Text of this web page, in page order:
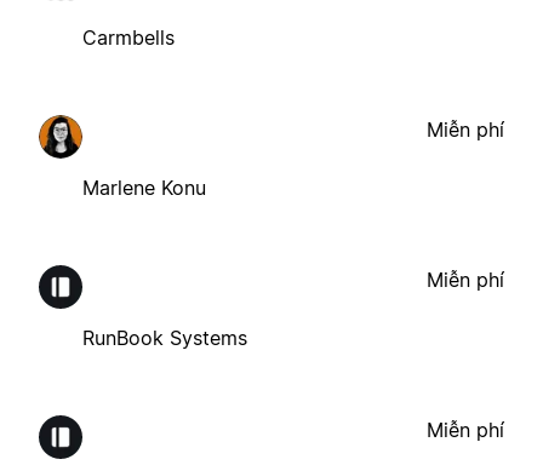
Carmbells
Marlene Konu
Miễn phí
RunBook Systems
Miễn phí
Miễn phí